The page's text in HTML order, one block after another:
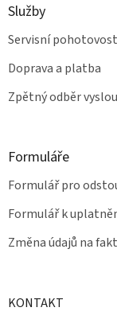
Služby
Servisní pohotovost
Doprava a platba
Zpětný odběr
Formuláře
Formulář pro
Formulář k
Změna údajů na
KONTAKT